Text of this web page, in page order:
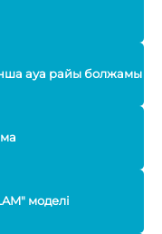
ауа райы болжамы
моделі